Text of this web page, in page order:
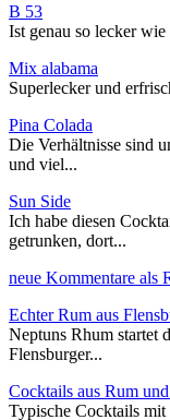
B 53
Ist genau so lecker
Mix alabama
Superlecker und
Pina Colada
Die Verhältnisse sind
und viel...
Sun Side
Ich habe diesen
getrunken, dort...
neue Kommentare als
Echter Rum aus
Neptuns Rhum startet
Flensburger...
Cocktails aus Rum
Typische Cocktails